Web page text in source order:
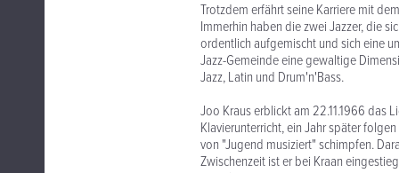
Trotzdem erfährt seine Karriere mit
Immerhin haben die zwei Jazzer, die
ordentlich aufgemischt und sich eine
Jazz-Gemeinde eine gewaltige
Jazz, Latin und Drum'n'Bass.
Joo Kraus erblickt am 22.11.1966 das
Klavierunterricht, ein Jahr später
von "Jugend musiziert" schimpfen.
Zwischenzeit ist er bei Kraan